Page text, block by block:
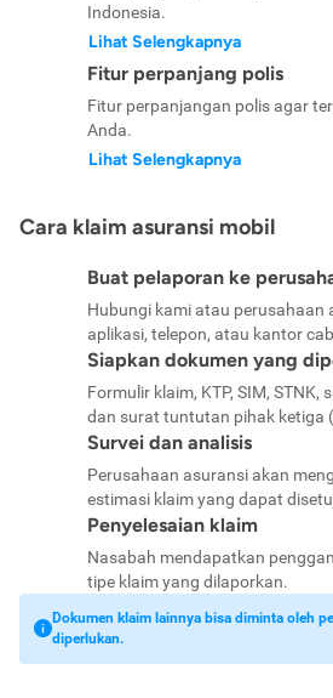
Indonesia.
Lihat Selengkapnya
Fitur perpanjang polis
Fitur perpanjangan polis agar
Anda.
Lihat Selengkapnya
Cara klaim asuransi mobil
Buat pelaporan ke
Hubungi kami atau perusahaan
aplikasi, telepon, atau kantor
Siapkan dokumen yang
Formulir klaim, KTP, SIM, STNK,
dan surat tuntutan pihak ketiga
Survei dan analisis
Perusahaan asuransi akan
estimasi klaim yang dapat
Penyelesaian klaim
Nasabah mendapatkan
tipe klaim yang dilaporkan.
Dokumen klaim lainnya bisa diminta oleh
diperlukan.